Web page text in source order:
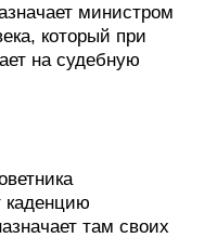
министром
который при
на судебную
каденцию
там своих